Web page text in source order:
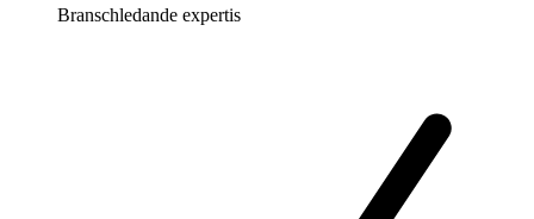
Branschledande expertis